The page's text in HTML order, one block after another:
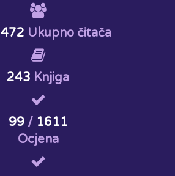
472 Ukupno čitača
243 Knjiga
99/ 1611
Ocjena